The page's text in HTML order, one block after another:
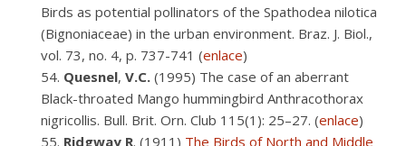
Birds as potential pollinators of the Spathodea nilotica
(Bignoniaceae) in the urban environment. Braz. J. Biol.,
vol. 73, no. 4, p. 737-741 (enlace)
Quesnel, V.C. (1995) The case of an aberrant
Black-throated Mango hummingbird Anthracothorax
nigricollis. Bull. Brit. Orn. Club 115(1): 25–27. (enlace)
Ridgway R. (1911) The Birds of North and Middle